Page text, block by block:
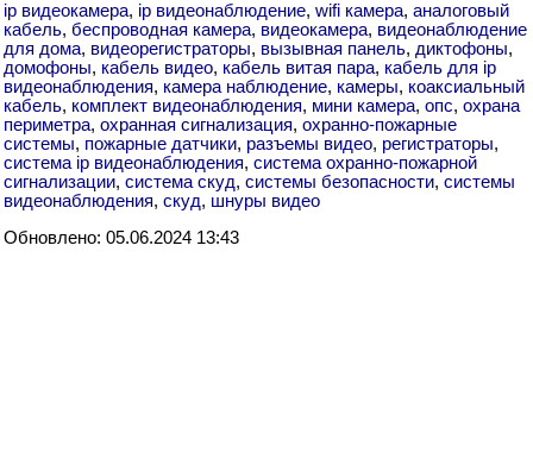
ip видеокамера, ip видеонаблюдение, wifi камера, аналоговый
кабель, беспроводная камера, видеокамера, видеонаблюдение
для дома, видеорегистраторы, вызывная панель, диктофоны,
домофоны, кабель видео, кабель витая пара, кабель для ip
видеонаблюдения, камера наблюдение, камеры, коаксиальный
кабель, комплект видеонаблюдения, мини камера, опс, охрана
периметра, охранная сигнализация, охранно-пожарные
системы, пожарные датчики, разъемы видео, регистраторы,
система ip видеонаблюдения, система охранно-пожарной
сигнализации, система скуд, системы безопасности, системы
видеонаблюдения, скуд, шнуры видео
Обновлено: 05.06.2024 13:43